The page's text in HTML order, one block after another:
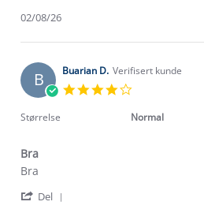
on
Aug
til
min!
Aina
on
2
Aug
02/08/26
B Buarian D. Verifisert kunde
rating
Størrelse Normal
Bra
Review
Buarian
review
Bra
Bra
Del
Kundeservice
Kontakt oss
Konkurransevinnere
Kundeklubb
Våre butikker
Klima og miljø
Etisk handel
Inkludering
Materialer
Alt du trenger til Norgesferien
Dette trenger du til barnehagen
Hvordan velge riktig turtøy?